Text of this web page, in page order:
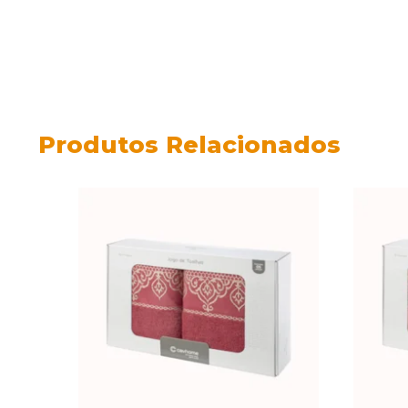
Produtos Relacionados